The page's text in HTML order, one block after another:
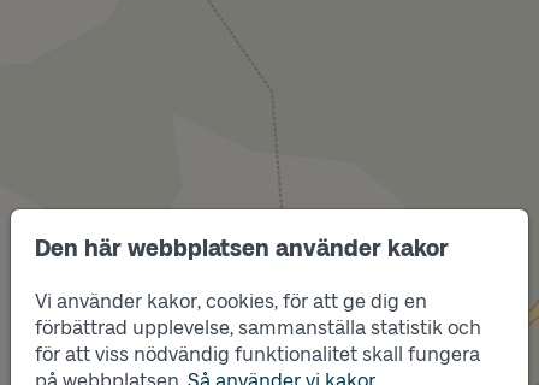
Den här webbplatsen använder kakor
Vi använder kakor, cookies, för att ge dig en
förbättrad upplevelse, sammanställa statistik och
för att viss nödvändig funktionalitet skall fungera